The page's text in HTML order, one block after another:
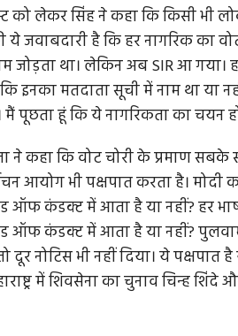
को लेकर सिंह ने कहा कि किसी भी
जवाबदारी है कि हर नागरिक का
जोड़ता था। लेकिन अब SIR आ गया।
इनका मतदाता सूची में नाम था या
मैं पूछता हूं कि ये नागरिकता का चयन
ने कहा कि वोट चोरी के प्रमाण सबके
आयोग भी पक्षपात करता है।
ऑफ कंडक्ट में आता है या नहीं? हर
ऑफ कंडक्ट में आता है या नहीं?
दूर नोटिस भी नहीं दिया। ये पक्षपात
में शिवसेना का चुनाव चिन्ह
दतिया विधानसभा उपचुनाव: पीतांबरा
दिग्विजय...
उपचुनाव को लेकर पूर्व सीएम
प्रत्याशी घनश्याम...